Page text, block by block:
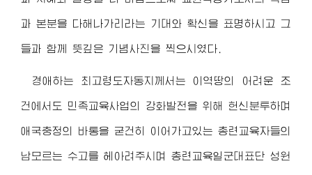
과 본분을 다해나가리라는 기대와 확신을 표명하시고 그
들과 함께 뜻깊은 기념사진을 찍으시였다.
경애하는 최고령도자동지 께서는 이역땅의 어려운 조
건에서도 민족교육사업의 강화발전을 위해 헌신분투하며
애국충정의 바통을 굳건히 이어가고있는 총련교육자들의
남모르는 수고를 헤아려주시며 총련교육일군대표단 성원